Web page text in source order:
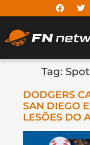
Tag:
DODGERS
SAN DIEGO
LESÕES DO